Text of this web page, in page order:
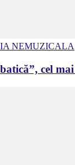
NEMUZICALA
cel